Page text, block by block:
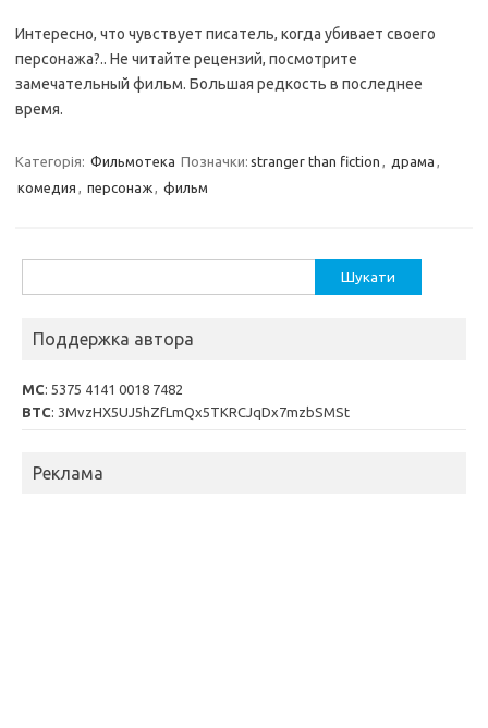
Интересно, что чувствует писатель, когда убивает своего
персонажа?.. Не читайте рецензий, посмотрите
замечательный фильм. Большая редкость в последнее
время.
Категорія: Фильмотека Позначки: stranger than fiction , драма ,
комедия , персонаж, фильм
Поддержка автора
MC: 5375 4141 0018 7482
BTC: 3MvzHX5UJ5hZfLmQx5TKRCJqDx7mzbSMSt
Реклама